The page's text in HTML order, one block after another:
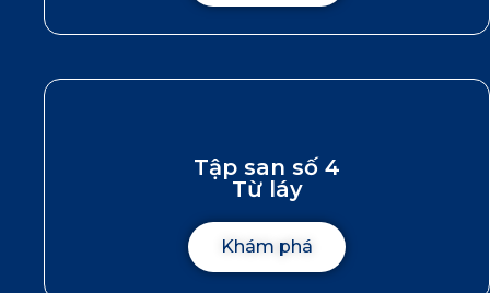
Tập san số 4
Từ láy
Khám phá